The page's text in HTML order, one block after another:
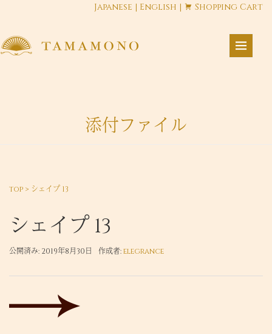
Japanese | English | Shopping Cart
添付ファイル
top > シェイプ 13
シェイプ 13
公開済み: 2019年8月30日 作成者:elegrance